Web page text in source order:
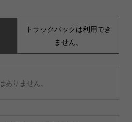
トラックバックは利用でき
ません。
ありません。